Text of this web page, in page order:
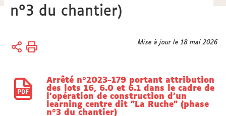
n°3 du chantier)
Vous
Accueil
Mise à jour le 18 mai 2026
Arrêté n°2023-179 portant attribution
des lots 16, 6.0 et 6.1 dans le cadre de
l'opération de construction d'un
learning centre dit "La Ruche" (phase
n°3 du chantier)